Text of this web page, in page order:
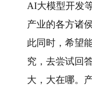
AI大模型开发
产业的各方诸
此同时，希望
究，去尝试回
大，大在哪。